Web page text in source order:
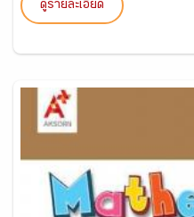
ดูรายละเอียด